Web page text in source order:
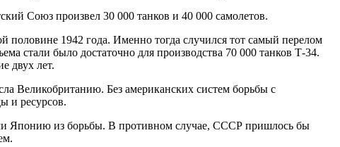
Союз произвел 30 000 танков и 40 000 самолетов.
1942 года. Именно тогда случился тот самый перелом
стали было достаточно для производства 70 000 танков Т-34.
двух лет.
Без американских систем борьбы с
и ресурсов.
Японию из борьбы. В противном случае, СССР пришлось бы